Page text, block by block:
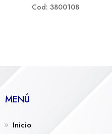
Cod: 3800108
MENÚ
Inicio